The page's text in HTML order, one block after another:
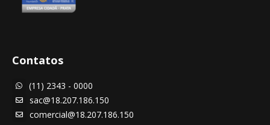
Contatos
 (11) 2343 - 0000
 sac@18.207.186.150
 comercial@18.207.186.150